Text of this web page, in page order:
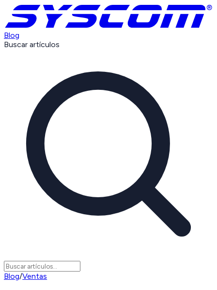
Blog
Buscar artículos
Blog/Ventas